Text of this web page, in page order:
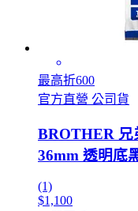
最高折600
官方直營 公司貨
BROTHER 兄
36mm 透明底
(1)
$1,100